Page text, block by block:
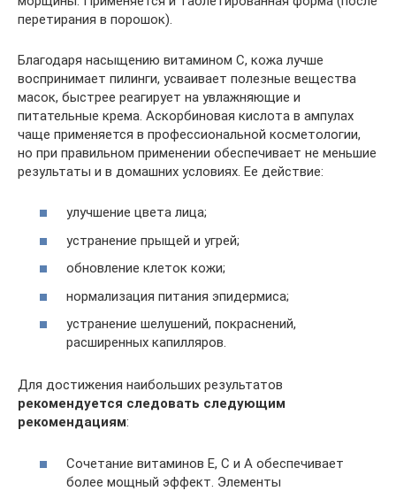
перетирания в порошок).
Благодаря насыщению витамином С, кожа лучше
воспринимает пилинги, усваивает полезные вещества
масок, быстрее реагирует на увлажняющие и
питательные крема. Аскорбиновая кислота в ампулах
чаще применяется в профессиональной косметологии,
но при правильном применении обеспечивает не меньшие
результаты и в домашних условиях. Ее действие:
улучшение цвета лица;
устранение прыщей и угрей;
обновление клеток кожи;
нормализация питания эпидермиса;
устранение шелушений, покраснений,
расширенных капилляров.
Для достижения наибольших результатов
рекомендуется следовать следующим
рекомендациям:
Сочетание витаминов Е, С и А обеспечивает
более мощный эффект. Элементы